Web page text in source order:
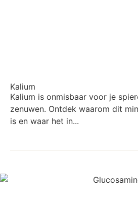
Kalium
Kalium is onmisbaar voor je
zenuwen. Ontdek waarom dit
is en waar het in...